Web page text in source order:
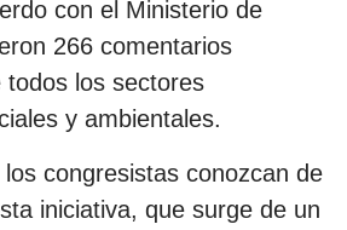
con el Ministerio de
266 comentarios
todos los sectores
y ambientales.
congresistas conozcan de
iniciativa, que surge de un